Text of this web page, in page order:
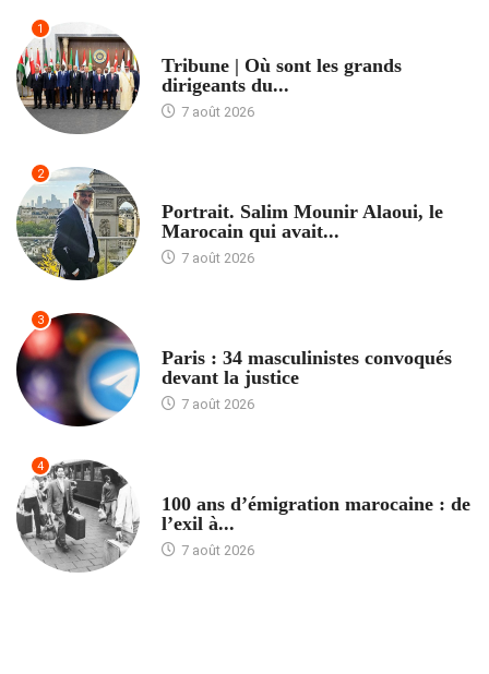
1
Tribune | Où sont les grands
dirigeants du...
7 août 2026
2
Portrait. Salim Mounir Alaoui, le
Marocain qui avait...
7 août 2026
3
Paris : 34 masculinistes convoqués
devant la justice
7 août 2026
4
100 ans d’émigration marocaine : de
l’exil à...
7 août 2026